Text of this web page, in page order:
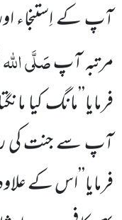
آپ کے اِستنجاء
مرتبہ آپصَلَّی
فرمایا’’مانگ
آپ سے جنت کی
فرمایا’’اس کے